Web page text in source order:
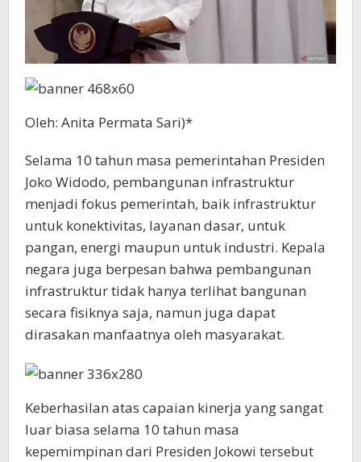
Oleh: Anita Permata Sari)*
Selama 10 tahun masa pemerintahan Presiden
Joko Widodo, pembangunan infrastruktur
menjadi fokus pemerintah, baik infrastruktur
untuk konektivitas, layanan dasar, untuk
pangan, energi maupun untuk industri. Kepala
negara juga berpesan bahwa pembangunan
infrastruktur tidak hanya terlihat bangunan
secara fisiknya saja, namun juga dapat
dirasakan manfaatnya oleh masyarakat.
Keberhasilan atas capaian kinerja yang sangat
luar biasa selama 10 tahun masa
kepemimpinan dari Presiden Jokowi tersebut